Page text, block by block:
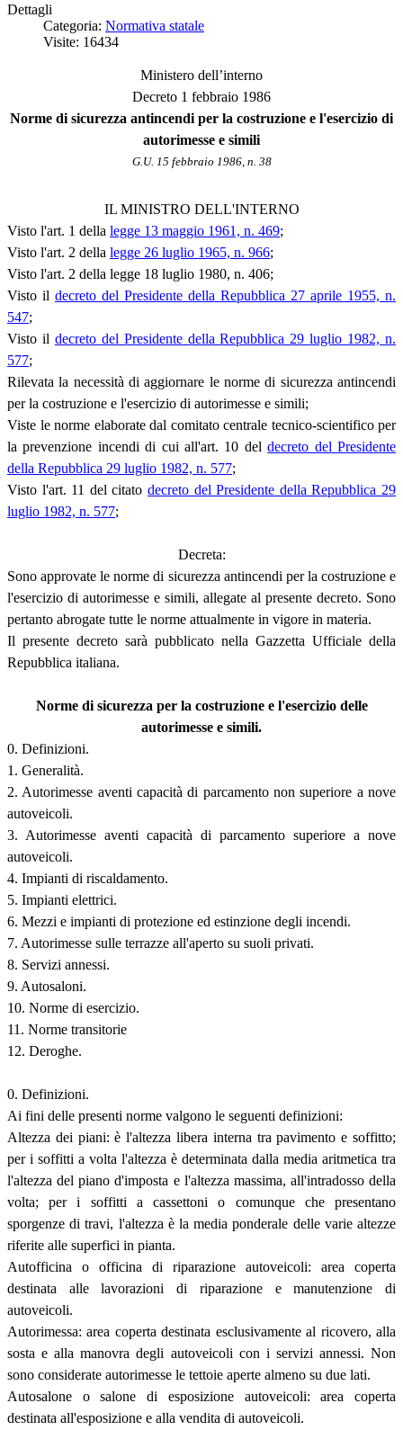
Dettagli
Categoria: Normativa statale
Visite: 16434
Ministero dell’interno
Decreto 1 febbraio 1986
Norme di sicurezza antincendi per la costruzione e l'esercizio di
autorimesse e simili
G.U. 15 febbraio 1986, n. 38
IL MINISTRO DELL'INTERNO
Visto l'art. 1 della legge 13 maggio 1961, n. 469;
Visto l'art. 2 della legge 26 luglio 1965, n. 966;
Visto l'art. 2 della legge 18 luglio 1980, n. 406;
Visto il decreto del Presidente della Repubblica 27 aprile 1955, n.
547;
Visto il decreto del Presidente della Repubblica 29 luglio 1982, n.
577;
Rilevata la necessità di aggiornare le norme di sicurezza antincendi
per la costruzione e l'esercizio di autorimesse e simili;
Viste le norme elaborate dal comitato centrale tecnico-scientifico per
la prevenzione incendi di cui all'art. 10 deldecreto del Presidente
della Repubblica 29 luglio 1982, n. 577;
Visto l'art. 11 del citato decreto del Presidente della Repubblica 29
luglio 1982, n. 577;
Decreta:
Sono approvate le norme di sicurezza antincendi per la costruzione e
l'esercizio di autorimesse e simili, allegate al presente decreto. Sono
pertanto abrogate tutte le norme attualmente in vigore in materia.
Il presente decreto sarà pubblicato nella Gazzetta Ufficiale della
Repubblica italiana.
Norme di sicurezza per la costruzione e l'esercizio delle
autorimesse e simili.
0. Definizioni.
1. Generalità.
2. Autorimesse aventi capacità di parcamento non superiore a nove
autoveicoli.
3. Autorimesse aventi capacità di parcamento superiore a nove
autoveicoli.
4. Impianti di riscaldamento.
5. Impianti elettrici.
6. Mezzi e impianti di protezione ed estinzione degli incendi.
7. Autorimesse sulle terrazze all'aperto su suoli privati.
8. Servizi annessi.
9. Autosaloni.
10. Norme di esercizio.
11. Norme transitorie
12. Deroghe.
0. Definizioni.
Ai fini delle presenti norme valgono le seguenti definizioni:
Altezza dei piani: è l'altezza libera interna tra pavimento e soffitto;
per i soffitti a volta l'altezza è determinata dalla media aritmetica tra
l'altezza del piano d'imposta e l'altezza massima, all'intradosso della
volta; per i soffitti a cassettoni o comunque che presentano
sporgenze di travi, l'altezza è la media ponderale delle varie altezze
riferite alle superfici in pianta.
Autofficina o officina di riparazione autoveicoli: area coperta
destinata alle lavorazioni di riparazione e manutenzione di
autoveicoli.
Autorimessa: area coperta destinata esclusivamente al ricovero, alla
sosta e alla manovra degli autoveicoli con i servizi annessi. Non
sono considerate autorimesse le tettoie aperte almeno su due lati.
Autosalone o salone di esposizione autoveicoli: area coperta
destinata all'esposizione e alla vendita di autoveicoli.